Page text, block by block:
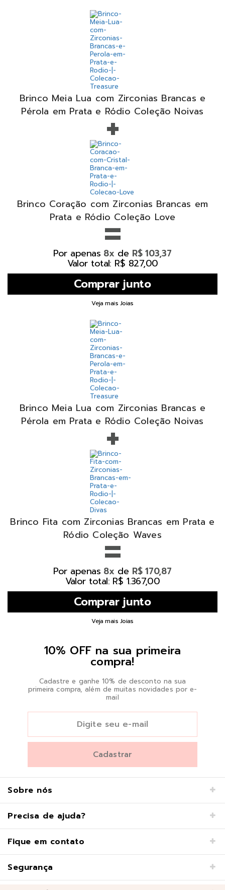
Brinco Meia Lua com Zirconias Brancas e
Pérola em Prata e Ródio Coleção Noivas
+
Brinco Coração com Zirconias Brancas em
Prata e Ródio Coleção Love
=
Por apenas 8x de R$ 103,37
Valor total: R$ 827,00
Veja mais Joias
Brinco Meia Lua com Zirconias Brancas e
Pérola em Prata e Ródio Coleção Noivas
+
Brinco Fita com Zirconias Brancas em Prata e
Ródio Coleção Waves
=
Por apenas 8x de R$ 170,87
Valor total: R$ 1.367,00
Veja mais Joias
10% OFF na sua primeira
compra!
Cadastre e ganhe 10% de desconto na sua
primeira compra, além de muitas novidades por e-
mail
Sobre nós
Precisa de ajuda?
Fique em contato
Segurança